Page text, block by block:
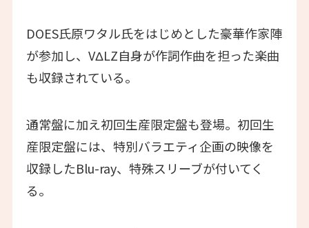
DOES氏原ワタル氏をはじめとした豪華作家陣
が参加し、VΔLZ自身が作詞作曲を担った楽曲
も収録されている。
通常盤に加え初回生産限定盤も登場。初回生
産限定盤には、特別バラエティ企画の映像を
収録したBlu-ray、特殊スリーブが付いてく
る。